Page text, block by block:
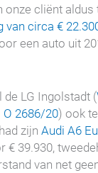
onze cliënt aldus
van circa €
een auto uit
de LG Ingolstadt (
O 2686/20) ook
zijnAudi A6
€ 39.930,
van net